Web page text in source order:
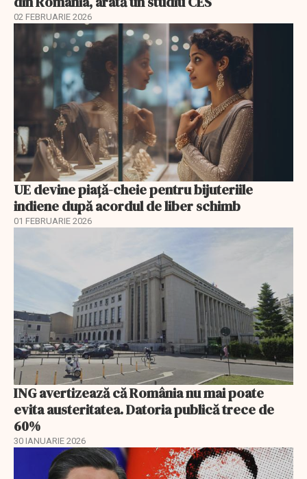
02 FEBRUARIE 2026
UE devine piață-cheie pentru bijuteriile
indiene după acordul de liber schimb
01 FEBRUARIE 2026
ING avertizează că România nu mai poate
evita austeritatea. Datoria publică trece de
60%
30 IANUARIE 2026